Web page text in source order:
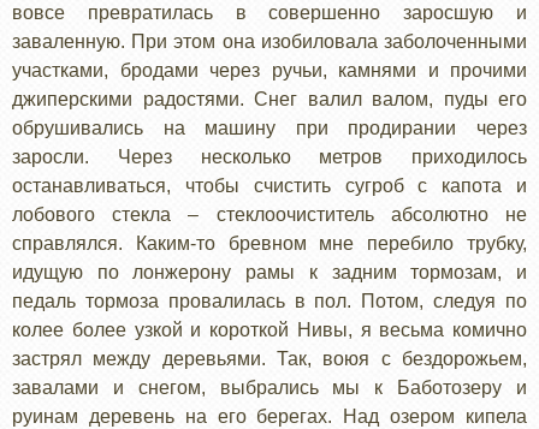
вовсе превратилась в совершенно заросшую и
заваленную. При этом она изобиловала заболоченными
участками, бродами через ручьи, камнями и прочими
джиперскими радостями. Снег валил валом, пуды его
обрушивались на машину при продирании через
заросли. Через несколько метров приходилось
останавливаться, чтобы счистить сугроб с капота и
лобового стекла – стеклоочиститель абсолютно не
справлялся. Каким-то бревном мне перебило трубку,
идущую по лонжерону рамы к задним тормозам, и
педаль тормоза провалилась в пол. Потом, следуя по
колее более узкой и короткой Нивы, я весьма комично
застрял между деревьями. Так, воюя с бездорожьем,
завалами и снегом, выбрались мы к Баботозеру и
руинам деревень на его берегах. Над озером кипела